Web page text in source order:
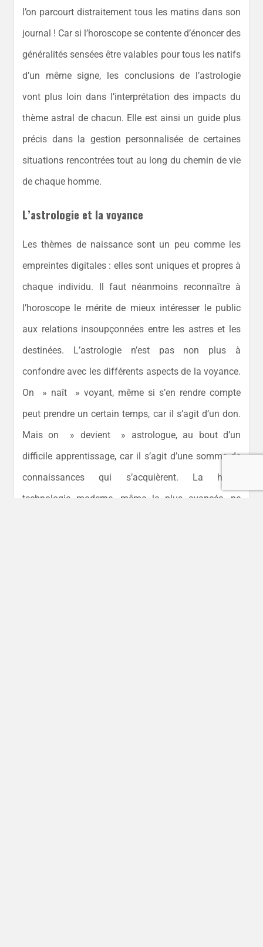
l’on parcourt distraitement tous les matins dans son
journal ! Car si l’horoscope se contente d’énoncer des
généralités sensées être valables pour tous les natifs
d’un même signe, les conclusions de l’astrologie
vont plus loin dans l’interprétation des impacts du
thème astral de chacun. Elle est ainsi un guide plus
précis dans la gestion personnalisée de certaines
situations rencontrées tout au long du chemin de vie
de chaque homme.
L’astrologie et la voyance
Les thèmes de naissance sont un peu comme les
empreintes digitales : elles sont uniques et propres à
chaque individu. Il faut néanmoins reconnaître à
l’horoscope le mérite de mieux intéresser le public
aux relations insoupçonnées entre les astres et les
destinées. L’astrologie n’est pas non plus à
confondre avec les différents aspects de la voyance.
On » naît » voyant, même si s’en rendre compte
peut prendre un certain temps, car il s’agit d’un don.
Mais on » devient » astrologue, au bout d’un
difficile apprentissage, car il s’agit d’une somme de
connaissances qui s’acquièrent. La haute
technologie moderne, même la plus avancée, ne